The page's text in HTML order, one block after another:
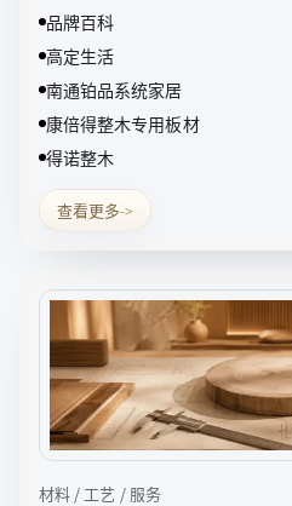
品牌百科
高定生活
南通铂品系统家居
康倍得整木专用板材
得诺整木
查看更多->
材料 / 工艺 / 服务